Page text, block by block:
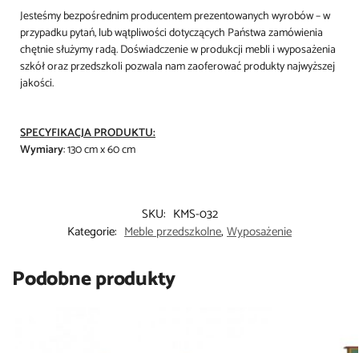
Jesteśmybezpośrednim producentem prezentowanych wyrobów – w
przypadku pytań, lub wątpliwości dotyczących Państwa zamówienia
chętnie służymy radą. Doświadczenie w produkcji mebli i wyposażenia
szkół oraz przedszkoli pozwala nam zaoferować produkty najwyższej
jakości.
SPECYFIKACJA PRODUKTU:
Wymiary: 130 cm x 60 cm
SKU: KMS-032
Kategorie: Meble przedszkolne, Wyposażenie
Podobne produkty